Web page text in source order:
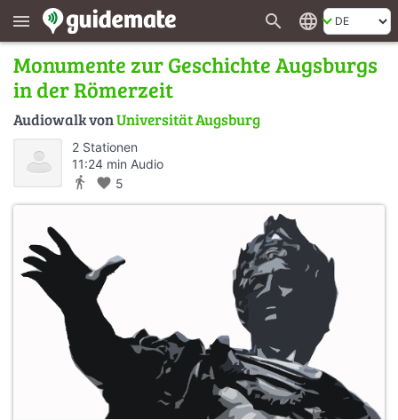
menu search language
Monumente zur Geschichte Augsburgs
in der Römerzeit
Audiowalk vonUniversität Augsburg
2 Stationen
11:24 min Audio
directions_walk favorite 5